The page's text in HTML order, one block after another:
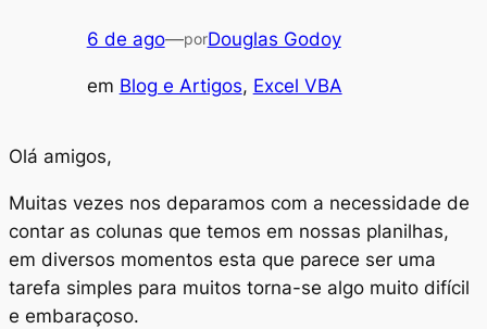
6 de ago—porDouglas Godoy
em Blog e Artigos, Excel VBA
Olá amigos,
Muitas vezes nos deparamos com a necessidade de
contar as colunas que temos em nossas planilhas,
em diversos momentos esta que parece ser uma
tarefa simples para muitos torna-se algo muito difícil
e embaraçoso.